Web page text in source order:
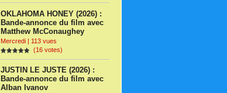
OKLAHOMA HONEY (2026) :
Bande-annonce du film avec
Matthew McConaughey
Mercredi | 113 vues
(16 votes)
JUSTIN LE JUSTE (2026) :
Bande-annonce du film avec
Alban Ivanov